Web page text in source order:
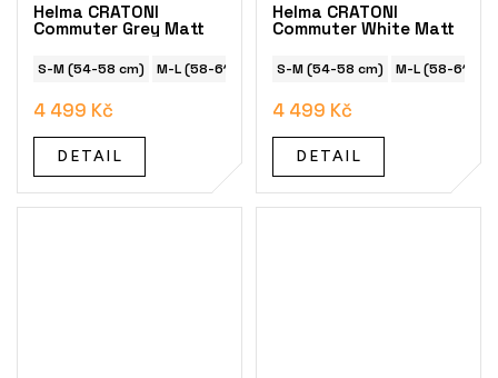
Helma CRATONI
Commuter Grey Matt
S-M (54-58 cm) M-L (58-61 cm)
4 499 Kč
DETAIL
Helma CRATONI
Commuter White Matt
S-M (54-58 cm) M-L (58-61 cm)
4 499 Kč
DETAIL